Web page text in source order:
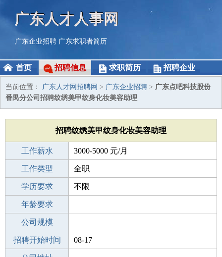
广东人才人事网
广东企业招聘 广东求职者简历
首页 招聘信息 求职简历 招聘企业
当前位置： 广东人才网招聘网 > 广东企业招聘 > 广东点吧科技股份
番禺分公司招聘纹绣美甲纹身化妆美容助理
招聘纹绣美甲纹身化妆美容助理
工作薪水 3000-5000 元/月
招聘人数 2人
工作类型 全职
性别要求 -
学历要求 不限
工作经验
年龄要求
工作地点
公司规模
公司电话
招聘开始时间 08-17